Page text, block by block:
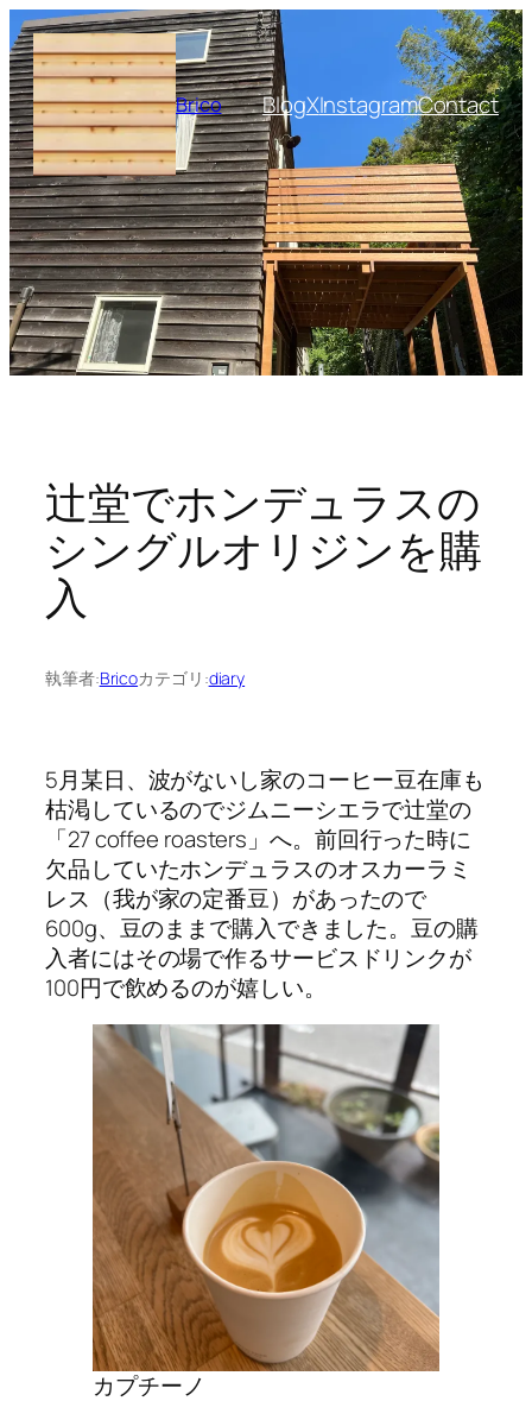
内
容
を
ス
キ
ッ
プ
Brico BlogXInstagramContact
辻堂でホンデュラスの
シングルオリジンを購
入
執筆者:Bricoカテゴリ:diary
5月某日、波がないし家のコーヒー豆在庫も
枯渇しているのでジムニーシエラで辻堂の
「27 coffee roasters」へ。前回行った時に
欠品していたホンデュラスのオスカーラミ
レス（我が家の定番豆）があったので
600g、豆のままで購入できました。豆の購
入者にはその場で作るサービスドリンクが
100円で飲めるのが嬉しい。
カプチーノ